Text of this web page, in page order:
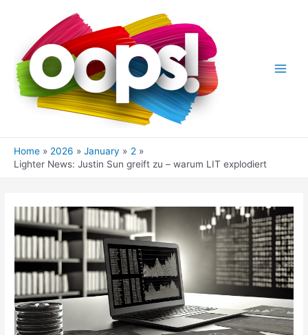
Home 2026 January
2
Lighter News: Justin Sun greift zu – warum LIT explodiert